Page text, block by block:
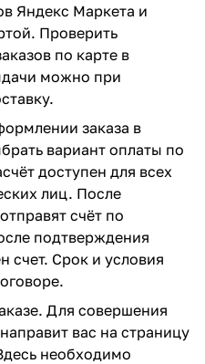
Яндекс Маркета и
Проверить
по карте в
можно при
заказа в
вариант оплаты по
доступен для всех
лиц. После
счёт по
подтверждения
счет. Срок и условия
Для совершения
вас на страницу
необходимо